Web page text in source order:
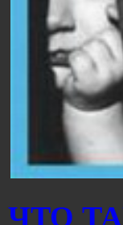
ЧТО